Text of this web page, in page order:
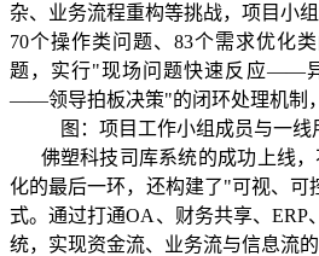
杂、业务流程重构等挑战，项目小
70个操作类问题、83个需求优化
题，实行"现场问题快速反应——
——领导拍板决策"的闭环处理机制
图：项目工作小组成员与一
佛塑科技司库系统的成功上线，
化的最后一环，还构建了"可视、可
式。通过打通OA、财务共享、ERP
统，实现资金流、业务流与信息流